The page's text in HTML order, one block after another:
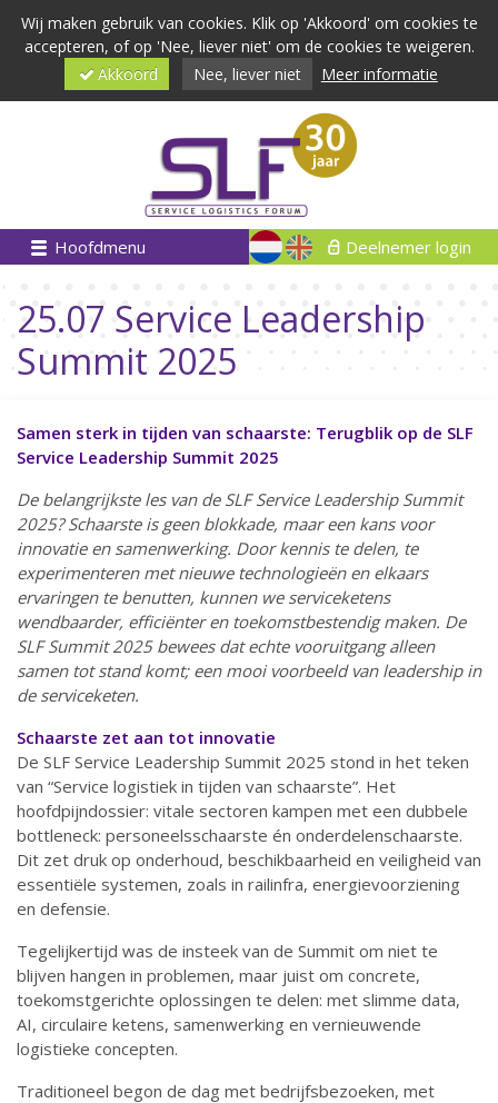
Wij maken gebruik van cookies. Klik op 'Akkoord' om cookies te
accepteren, of op 'Nee, liever niet' om de cookies te weigeren.
Akkoord
Nee, liever niet Meer informatie
Hoofdmenu Deelnemer login
25.07 Service Leadership
Summit 2025
Samen sterk in tijden van schaarste: Terugblik op de SLF
Service Leadership Summit 2025
De belangrijkste les van de SLF Service Leadership Summit
2025? Schaarste is geen blokkade, maar een kans voor
innovatie en samenwerking. Door kennis te delen, te
experimenteren met nieuwe technologieën en elkaars
ervaringen te benutten, kunnen we serviceketens
wendbaarder, efficiënter en toekomstbestendig maken. De
SLF Summit 2025 bewees dat echte vooruitgang alleen
samen tot stand komt; een mooi voorbeeld van leadership in
de serviceketen.
Schaarste zet aan tot innovatie
De SLF Service Leadership Summit 2025 stond in het teken
van “Service logistiek in tijden van schaarste”. Het
hoofdpijndossier: vitale sectoren kampen met een dubbele
bottleneck: personeelsschaarste én onderdelenschaarste.
Dit zet druk op onderhoud, beschikbaarheid en veiligheid van
essentiële systemen, zoals in railinfra, energievoorziening
en defensie.
Tegelijkertijd was de insteek van de Summit om niet te
blijven hangen in problemen, maar juist om concrete,
toekomstgerichte oplossingen te delen: met slimme data,
AI, circulaire ketens, samenwerking en vernieuwende
logistieke concepten.
Traditioneel begon de dag met bedrijfsbezoeken, met